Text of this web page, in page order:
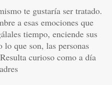
te gustaría ser tratado.
a esas emociones que
tiempo, enciende sus
lo que son, las personas
curioso como a día